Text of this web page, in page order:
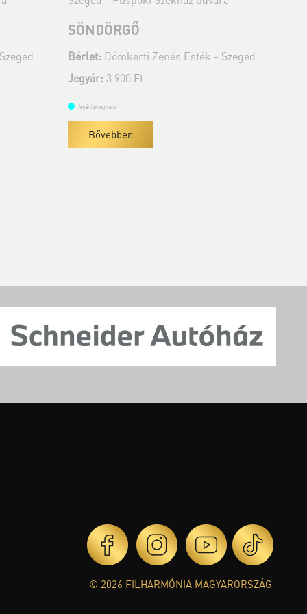
SÖNDÖRGŐ
Bérlet: Dómkerti Zenés Esték - Szeged
Jegyár: 3 900 Ft
Nyári program
Bővebben
© 2026 FILHARMÓNIA MAGYARORSZÁG